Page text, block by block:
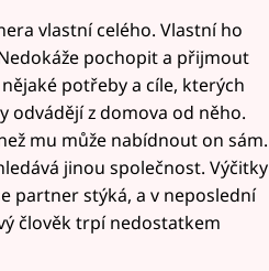
vlastní celého. Vlastní ho
pochopit a přijmout
potřeby a cíle, kterých
odvádějí z domova od něho.
mu může nabídnout on sám.
jinou společnost. Výčitky
partner stýká, a v neposlední
člověk trpí nedostatkem